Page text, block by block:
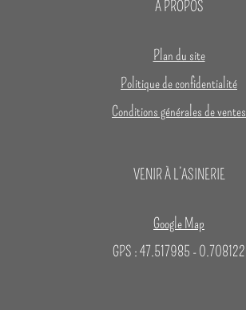
A PROPOS
Plan du site
Politique de confidentialité
Conditions générales de ventes
VENIR À L’ASINERIE
Google Map
GPS : 47.517985 - 0.708122